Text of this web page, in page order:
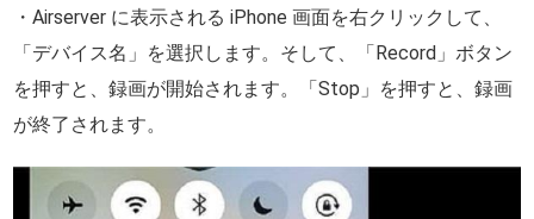
・Airserver に表示される iPhone 画面を右クリックして、
「デバイス名」を選択します。そして、「Record」ボタン
を押すと、録画が開始されます。「Stop」を押すと、録画
が終了されます。